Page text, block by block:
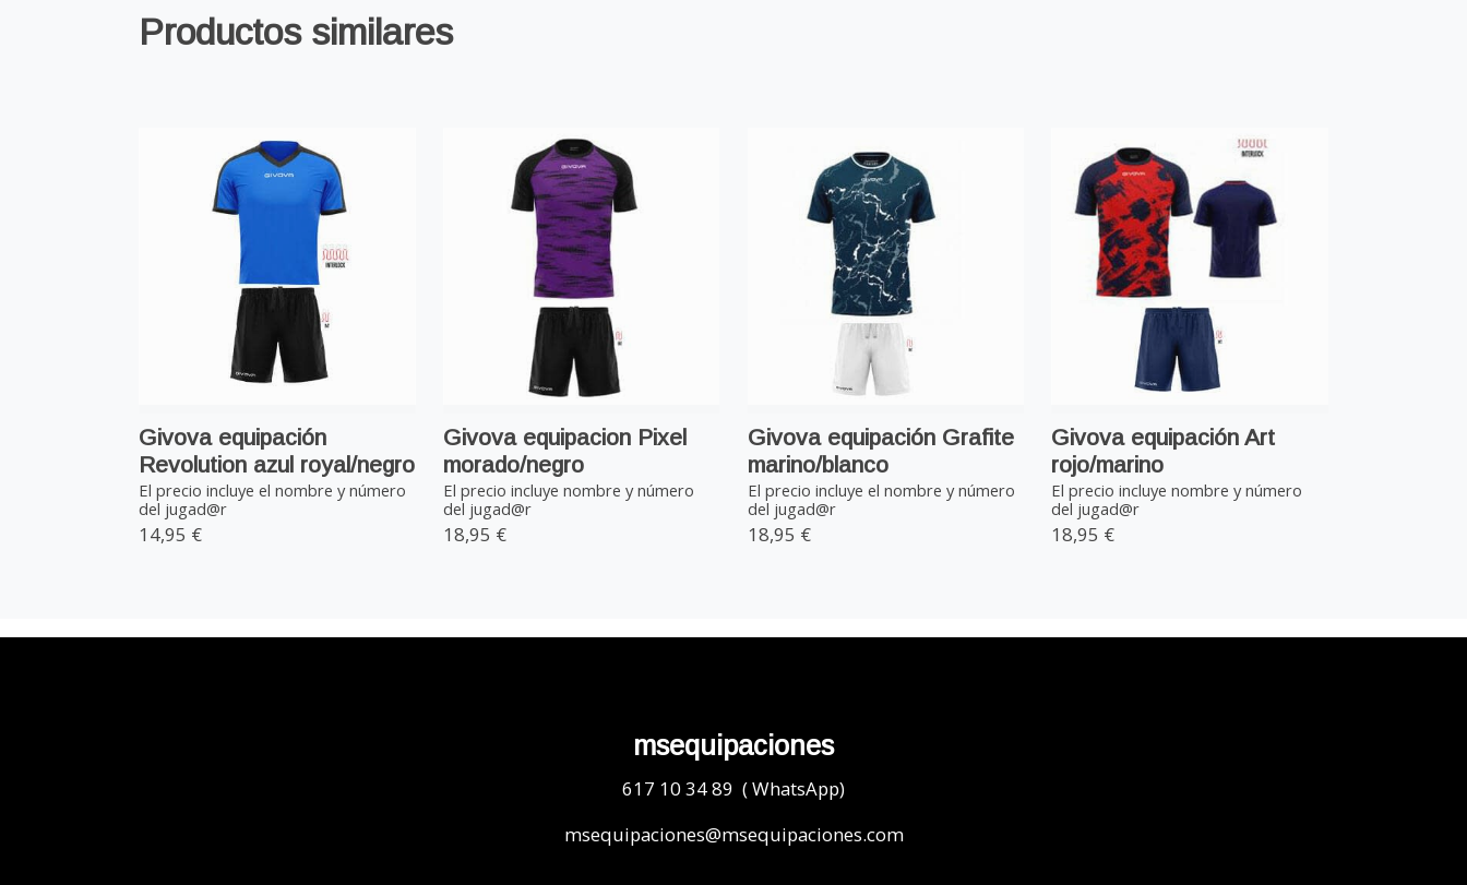
Productos similares
Givova equipación
Revolution azul royal/negro
El precio incluye el nombre y número
del jugad@r
14,95 €
Givova equipacion Pixel
morado/negro
El precio incluye nombre y número
del jugad@r
18,95 €
Givova equipación Grafite
marino/blanco
El precio incluye el nombre y número
del jugad@r
18,95 €
Givova equipación Art
rojo/marino
El precio incluye nombre y número
del jugad@r
18,95 €
msequipaciones
617 10 34 89 ( WhatsApp)
msequipaciones@msequipaciones.com